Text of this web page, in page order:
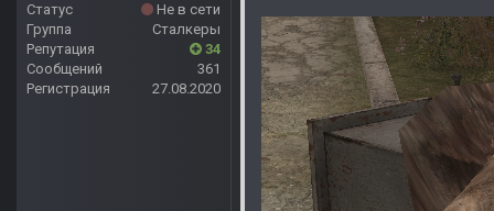
Статус
Не в сети
Группа
Сталкеры
Репутация
34
Сообщений
361
Регистрация
27.08.2020